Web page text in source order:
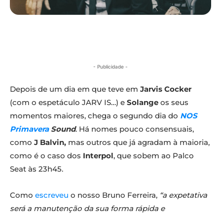
- Publicidade -
Depois de um dia em que teve em Jarvis Cocker
(com o espetáculo JARV IS…) e Solange os seus
momentos maiores, chega o segundo dia do NOS
PrimaveraSound. Há nomes pouco consensuais,
como J Balvin, mas outros que já agradam à maioria,
como é o caso dos Interpol, que sobem ao Palco
Seat às 23h45.
Como escreveu o nosso Bruno Ferreira, “a expetativa
será a manutenção da sua forma rápida e